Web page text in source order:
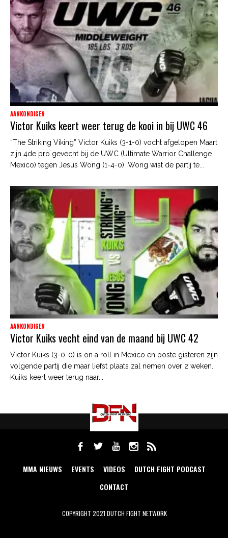
AANKONDIGEN
Victor Kuiks keert weer terug de kooi in bij UWC 46
“The Striking Viking” Victor Kuiks (3-1-0) vocht afgelopen Maart
zijn 4de pro gevecht bij de UWC (Ultimate Warrior Challenge
Mexico) tegen Jesus Wong (1-4-0). Wong wist de partij te...
AANKONDIGEN
Victor Kuiks vecht eind van de maand bij UWC 42
Victor Kuiks (3-0-0) is on a roll in Mexico en poste gisteren zijn
volgende partij die maar liefst plaats zal nemen over 2 weken.
Kuiks keert weer terug naar...
MMA NIEUWS EVENTS VIDEOS
DUTCH FIGHT PODCAST
CONTACT
COPYRIGHT 2021 DUTCH FIGHT NETWORK